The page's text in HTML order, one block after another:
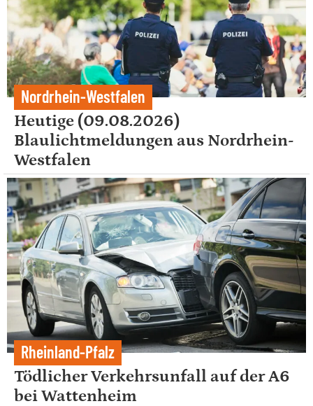
Nordrhein-Westfalen
Heutige (09.08.2026)
Blaulichtmeldungen aus Nordrhein-
Westfalen
Rheinland-Pfalz
Tödlicher Verkehrsunfall auf der A6
bei Wattenheim